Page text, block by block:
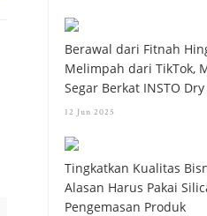
Berawal dari Fitnah
Melimpah dari TikTok,
Segar Berkat INSTO Dry
12 Jun 2025
Tingkatkan Kualitas
Alasan Harus Pakai
Pengemasan Produk